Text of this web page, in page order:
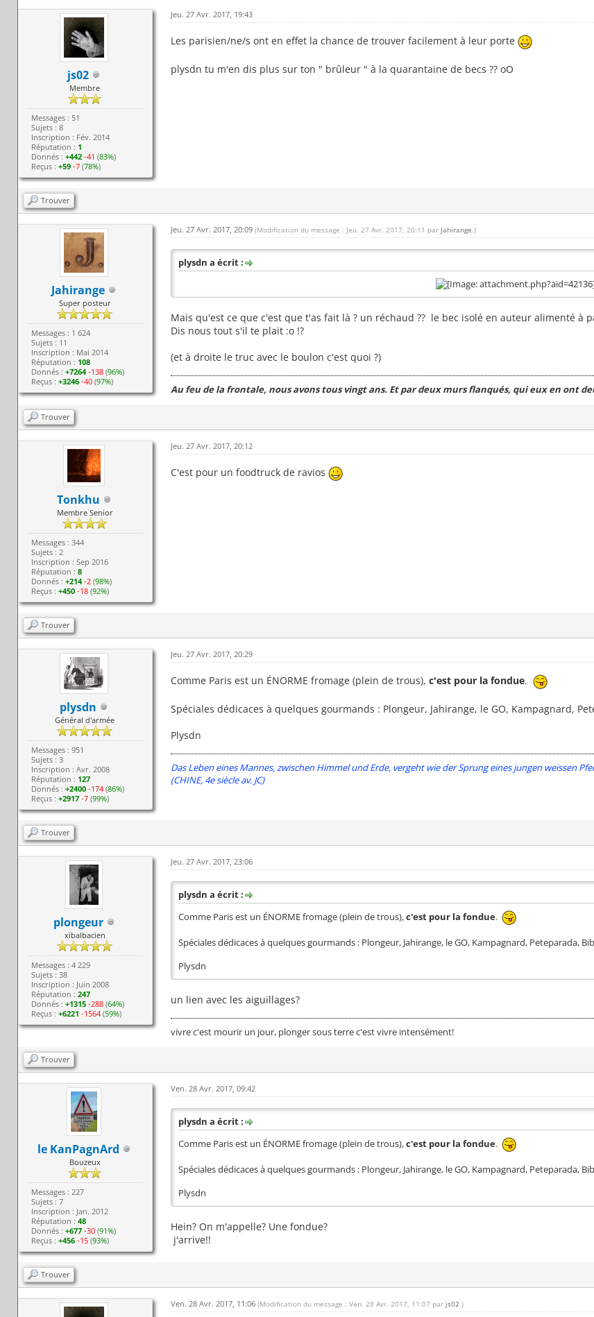
js02
Membre
Messages : 51
Sujets : 8
Inscription : Fév. 2014
Réputation : 1
Donnés : +442 -41 (83%)
Reçus : +59 -7(78%)
Jeu. 27 Avr. 2017, 19:43
Les parisien/ne/s ont en effet la chance de trouver facilement à leur porte
plysdn tu m'en dis plus sur ton " brûleur " à la quarantaine de becs ?? oO
Trouver
Jahirange
Super posteur
Messages : 1 624
Sujets : 11
Inscription : Mai 2014
Réputation : 108
Donnés : +7264 -138(96%)
Reçus : +3246 -40(97%)
Jeu. 27 Avr. 2017, 20:09 (Modification du message : Jeu. 27 Avr. 2017, 20:11 par Jahirange.)
plysdn a écrit :
Mais qu'est ce que c'est que t'as fait là ? un réchaud ?? le bec isolé en auteur alimenté à
Dis nous tout s'il te plait :o !?
(et à droite le truc avec le boulon c'est quoi ?)
Au feu de la frontale, nous avons tous vingt ans. Et par deux murs flanqués, qui eux en ont
Trouver
Tonkhu
Membre Senior
Messages : 344
Sujets : 2
Inscription : Sep 2016
Réputation : 8
Donnés : +214 -2(98%)
Reçus : +450 -18(92%)
Jeu. 27 Avr. 2017, 20:12
C'est pour un foodtruck de ravios
Trouver
plysdn
Général d'armée
Messages : 951
Sujets : 3
Inscription : Avr. 2008
Réputation : 127
Donnés : +2400 -174(86%)
Reçus : +2917 -7(99%)
Jeu. 27 Avr. 2017, 20:29
Comme Paris est un ÉNORME fromage (plein de trous), c'est pour la fondue.
Spéciales dédicaces à quelques gourmands : Plongeur, Jahirange, le GO, Kampagnard,
Plysdn
Das Leben eines Mannes, zwischen Himmel und Erde, vergeht wie der Sprung eines jungen weissen
(CHINE, 4e siècle av. JC)
Trouver
plongeur
xibalbacien
Messages : 4 229
Sujets : 38
Inscription : Juin 2008
Réputation : 247
Donnés : +1315 -288(64%)
Reçus : +6221 -1564(59%)
Jeu. 27 Avr. 2017, 23:06
plysdn a écrit :
Comme Paris est un ÉNORME fromage (plein de trous),c'est pour la fondue.
Spéciales dédicaces à quelques gourmands : Plongeur, Jahirange, le GO, Kampagnard, Peteparada,
Plysdn
un lien avec les aiguillages?
vivre c'est mourir un jour, plonger sous terre c'est vivre intensément!
Trouver
le KanPagnArd
Bouzeux
Messages : 227
Sujets : 7
Inscription : Jan. 2012
Réputation : 48
Donnés : +677 -30(91%)
Reçus : +456 -15(93%)
Ven. 28 Avr. 2017, 09:42
plysdn a écrit :
Comme Paris est un ÉNORME fromage (plein de trous),c'est pour la fondue.
Spéciales dédicaces à quelques gourmands : Plongeur, Jahirange, le GO, Kampagnard, Peteparada,
Plysdn
Hein? On m'appelle? Une fondue?
j'arrive!!
Trouver
Ven. 28 Avr. 2017, 11:06 (Modification du message : Ven. 28 Avr. 2017, 11:07 par js02.)